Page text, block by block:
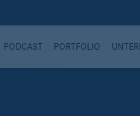
PODCAST PORTFOLIO